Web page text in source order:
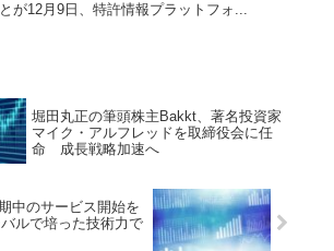
が12月9日、特許情報プラットフォ...
堀田丸正の筆頭株主Bakkt、著名投資家
マイク・アルフレッドを取締役会に任
命 成長戦略加速へ
中のサービス開始を
ルで培った技術力で